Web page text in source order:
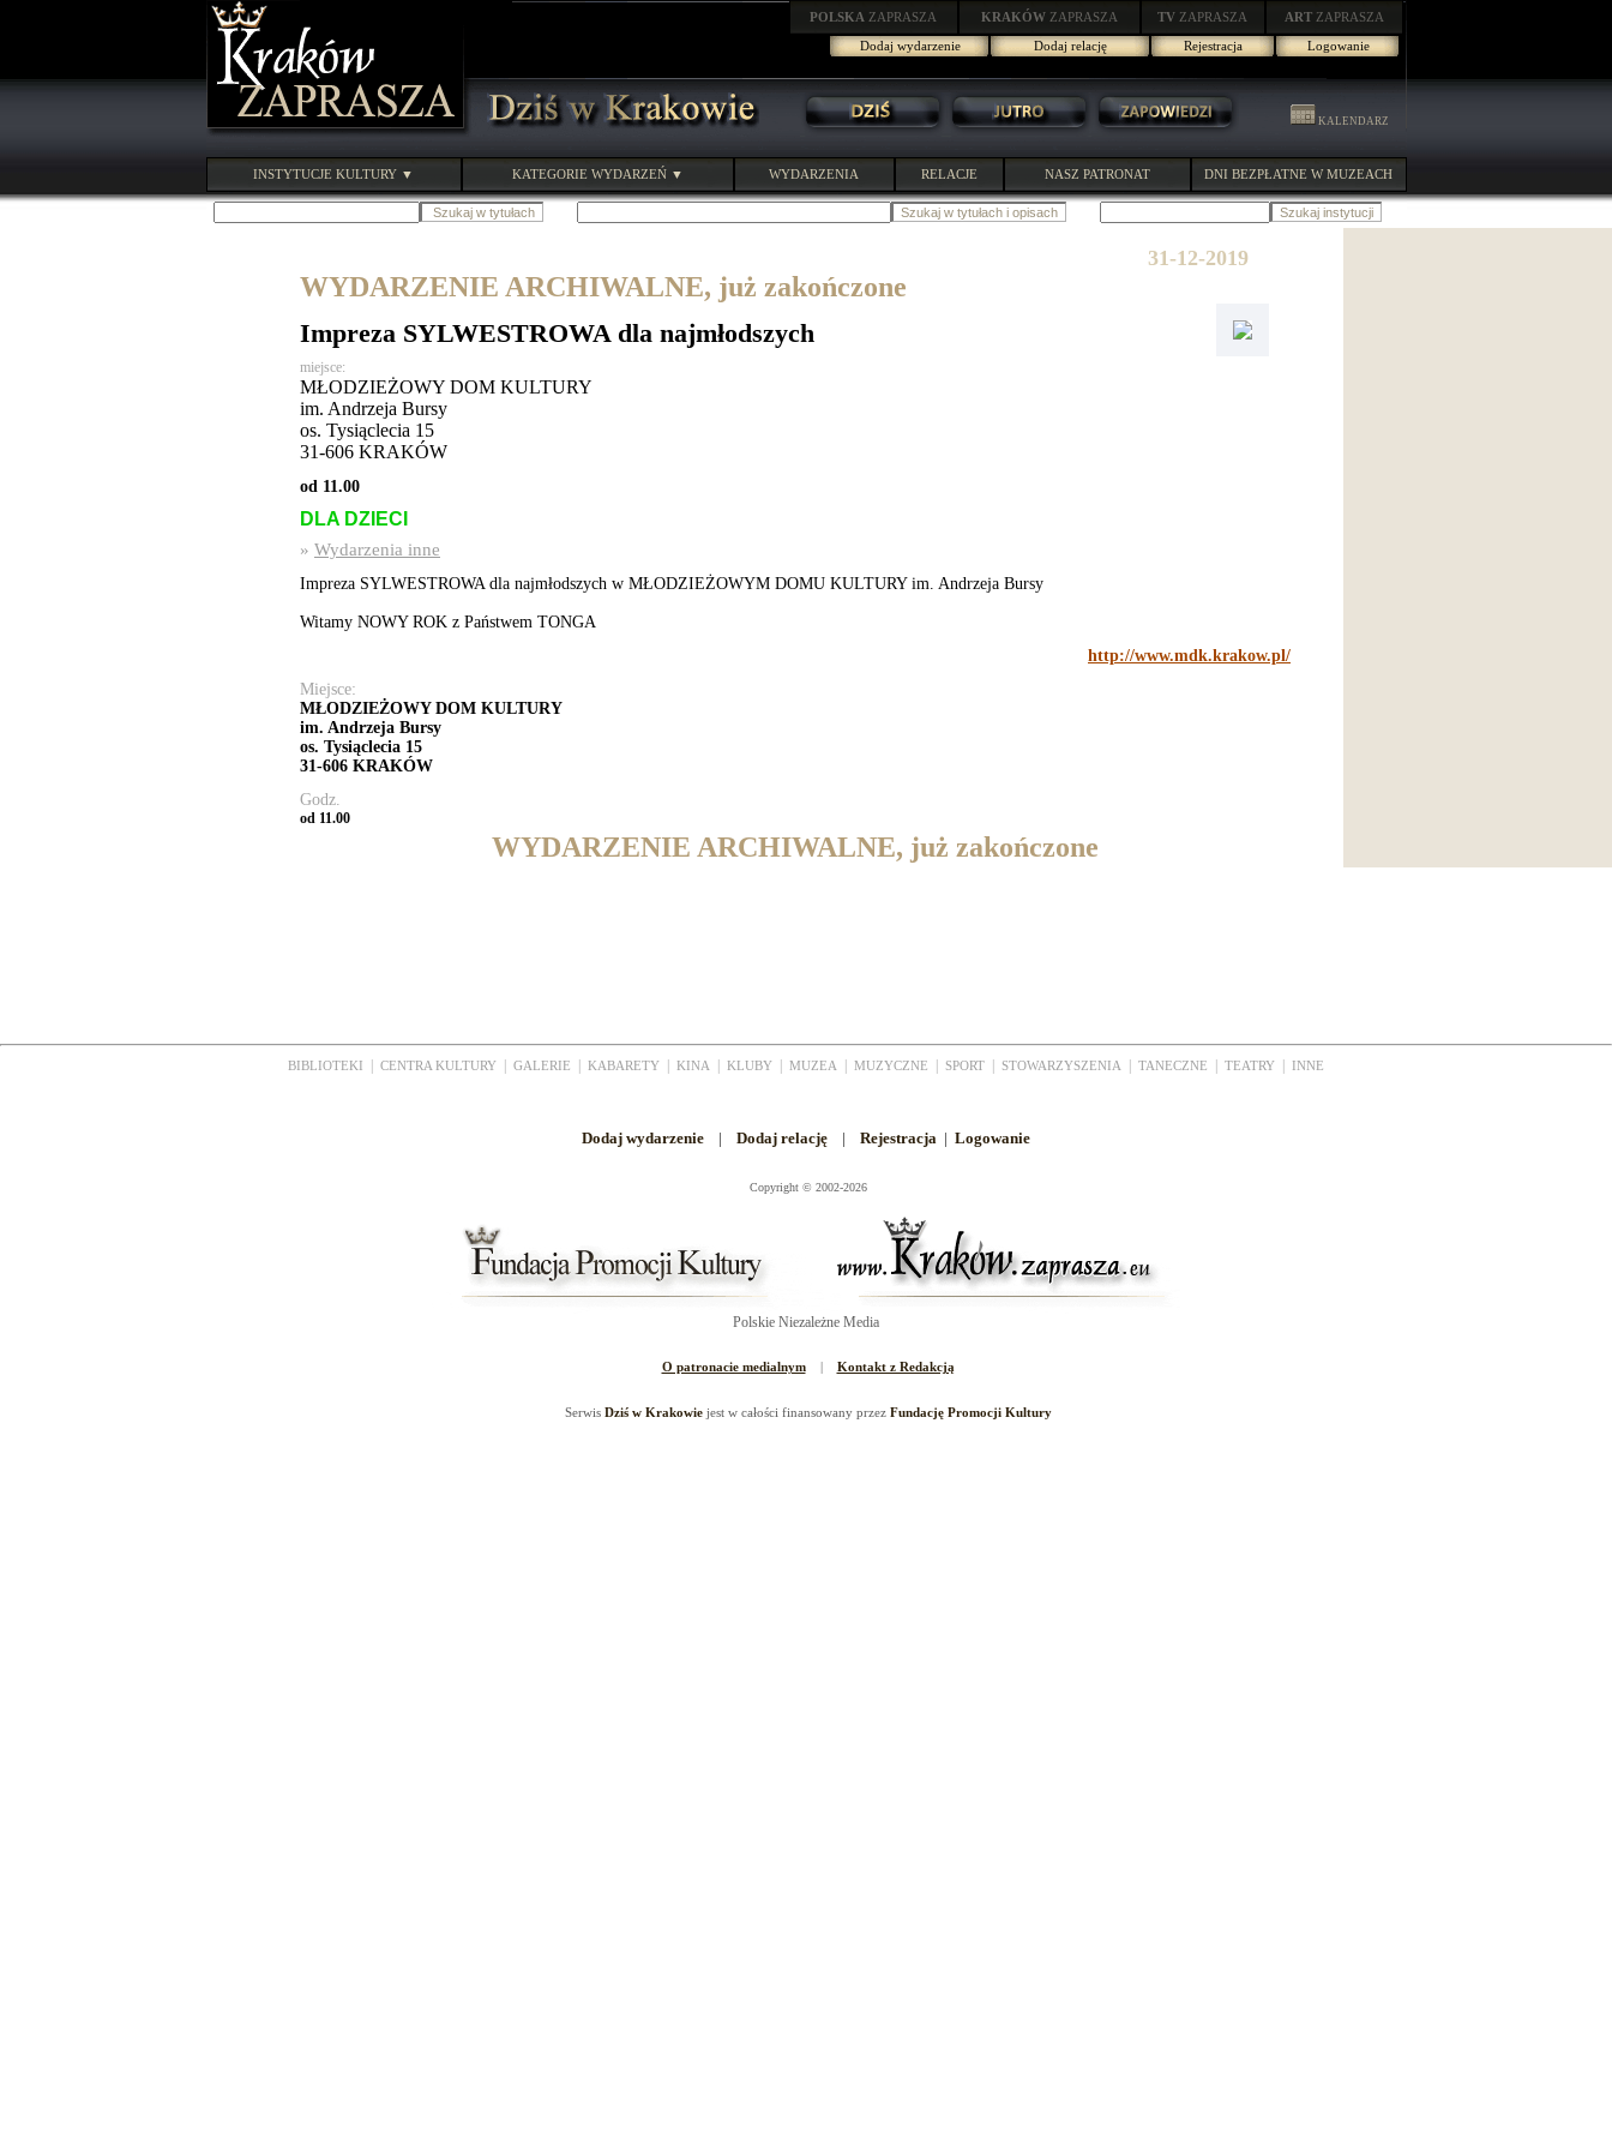
POLSKA ZAPRASZA KRAKÓW ZAPRASZA TV ZAPRASZA ART ZAPRASZA
Dodaj wydarzenie
Dodaj relację Rejestracja Logowanie
KALENDARZ
INSTYTUCJE KULTURY ▼ KATEGORIE WYDARZEŃ ▼ WYDARZENIA RELACJE NASZ PATRONAT DNI BEZPŁATNE W MUZEACH
31-12-2019
WYDARZENIE ARCHIWALNE, już zakończone
Impreza SYLWESTROWA dla najmłodszych
miejsce:
MŁODZIEŻOWY DOM KULTURY
im. Andrzeja Bursy
os. Tysiąclecia 15
31-606 KRAKÓW
od 11.00
DLA DZIECI
» Wydarzenia inne
Impreza SYLWESTROWA dla najmłodszych w MŁODZIEŻOWYM DOMU KULTURY im. Andrzeja Bursy
Witamy NOWY ROK z Państwem TONGA
http://www.mdk.krakow.pl/
Miejsce:
MŁODZIEŻOWY DOM KULTURY
im. Andrzeja Bursy
os. Tysiąclecia 15
31-606 KRAKÓW
Godz.
od 11.00
WYDARZENIE ARCHIWALNE, już zakończone
BIBLIOTEKI CENTRA KULTURY GALERIE KABARETY KINA KLUBY MUZEA MUZYCZNE SPORT STOWARZYSZENIA TANECZNE TEATRY INNE
Dodaj wydarzenie | Dodaj relację | Rejestracja | Logowanie
Copyright © 2002-2026
Polskie Niezależne Media
O patronacie medialnym| Kontakt z Redakcją
Serwis Dziś w Krakowiejest w całości finansowany przez Fundację Promocji Kultury